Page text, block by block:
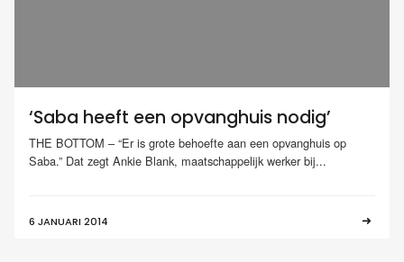
‘Saba heeft een opvanghuis nodig’
THE BOTTOM – “Er is grote behoefte aan een opvanghuis op
Saba.” Dat zegt Ankie Blank, maatschappelijk werker bij...
6 JANUARI 2014